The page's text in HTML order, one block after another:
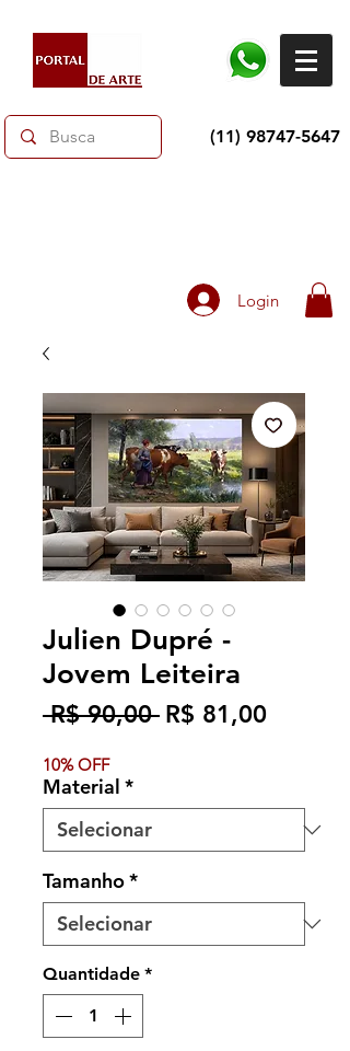
(11) 98747-5647
Login
Julien Dupré -
Jovem Leiteira
R$ 90,00 Preço
R$ 81,00Preço
10% OFF
Material *
Tamanho*
Quantidade *